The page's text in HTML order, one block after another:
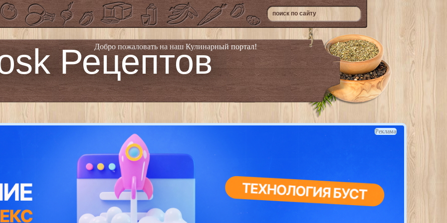
Добро пожаловать на наш Кулинарный портал!
Рецептов
Реклама